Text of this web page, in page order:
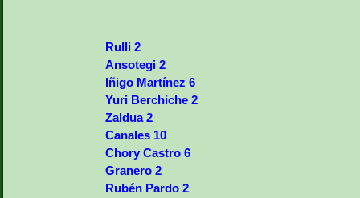
Rulli 2
Ansotegi 2
Iñigo Martínez 6
Yuri Berchiche 2
Zaldua 2
Canales 10
Chory Castro 6
Granero 2
Rubén Pardo 2